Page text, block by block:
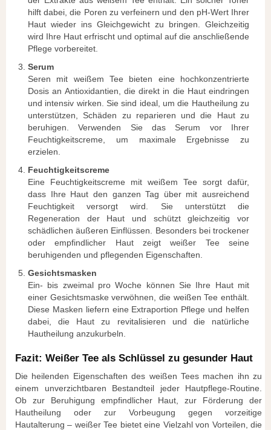
hilft dabei, die Poren zu verfeinern und den pH-Wert Ihrer
Haut wieder ins Gleichgewicht zu bringen. Gleichzeitig
wird Ihre Haut erfrischt und optimal auf die anschließende
Pflege vorbereitet.
Serum
Seren mit weißem Tee bieten eine hochkonzentrierte
Dosis an Antioxidantien, die direkt in die Haut eindringen
und intensiv wirken. Sie sind ideal, um die Hautheilung zu
unterstützen, Schäden zu reparieren und die Haut zu
beruhigen. Verwenden Sie das Serum vor Ihrer
Feuchtigkeitscreme, um maximale Ergebnisse zu
erzielen.
Feuchtigkeitscreme
Eine Feuchtigkeitscreme mit weißem Tee sorgt dafür,
dass Ihre Haut den ganzen Tag über mit ausreichend
Feuchtigkeit versorgt wird. Sie unterstützt die
Regeneration der Haut und schützt gleichzeitig vor
schädlichen äußeren Einflüssen. Besonders bei trockener
oder empfindlicher Haut zeigt weißer Tee seine
beruhigenden und pflegenden Eigenschaften.
Gesichtsmasken
Ein- bis zweimal pro Woche können Sie Ihre Haut mit
einer Gesichtsmaske verwöhnen, die weißen Tee enthält.
Diese Masken liefern eine Extraportion Pflege und helfen
dabei, die Haut zu revitalisieren und die natürliche
Hautheilung anzukurbeln.
Fazit: Weißer Tee als Schlüssel zu gesunder Haut
Die heilenden Eigenschaften des weißen Tees machen ihn zu
einem unverzichtbaren Bestandteil jeder Hautpflege-Routine.
Ob zur Beruhigung empfindlicher Haut, zur Förderung der
Hautheilung oder zur Vorbeugung gegen vorzeitige
Hautalterung – weißer Tee bietet eine Vielzahl von Vorteilen, die